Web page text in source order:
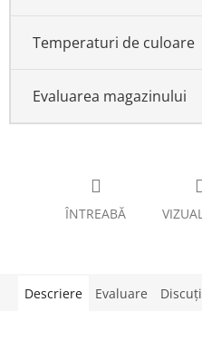
Temperaturi de culoare
Evaluarea magazinului
ÎNTREABĂ
Descriere Evaluare